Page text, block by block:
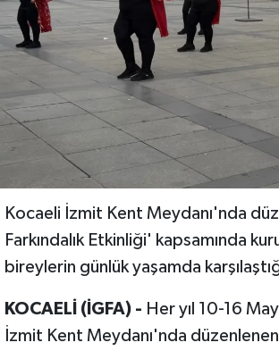
Kocaeli İzmit Kent Meydanı'nda
Farkındalık Etkinliği' kapsamında
bireylerin günlük yaşamda
KOCAELİ (İGFA) - Her yıl 10-16
İzmit Kent Meydanı'nda düzenlenen